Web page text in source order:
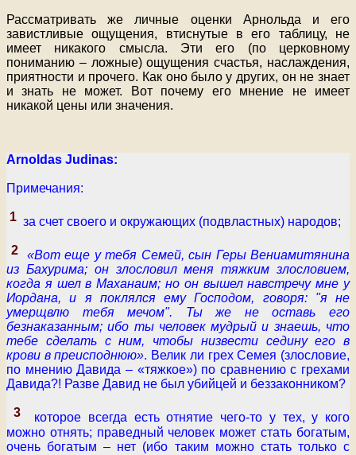
Рассматривать же личные оценки Арнольда и его
завистливые ощущения, втиснутые в его таблицу, не
имеет никакого смысла. Эти его (по церковному
пониманию – ложные) ощущения счастья, наслаждения,
приятности и прочего. Как оно было у других, он не знает
и знать не может. Вот почему его мнение не имеет
никакой цены или значения.
Arnoldas Judinas:
Примечания:
1 за счет своего и окружающих (подвластных) народов;
2
«Вот еще у тебя Семей, сын Геры Вениамитянина
из Бахурима; он злословил меня тяжким злословием,
когда я шел в Маханаим; но он вышел навстречу мне у
Иордана, и я поклялся ему Господом, говоря: "я не
умерщвлю тебя мечом". Ты же не оставь его
безнаказанным; ибо ты человек мудрый и знаешь, что
тебе сделать с ним, чтобы низвести седину его в
крови в преисподнюю». Велик ли грех Семея (злословие,
по мнению Давида – «тяжкое») по сравнению с грехами
Давида?! Разве Давид не был убийцей и беззаконником?
3
которое всегда есть отнятие чего-то у тех, у кого
можно отнять; праведный человек может стать богатым,
очень богатым – нет (ибо таким можно стать только с